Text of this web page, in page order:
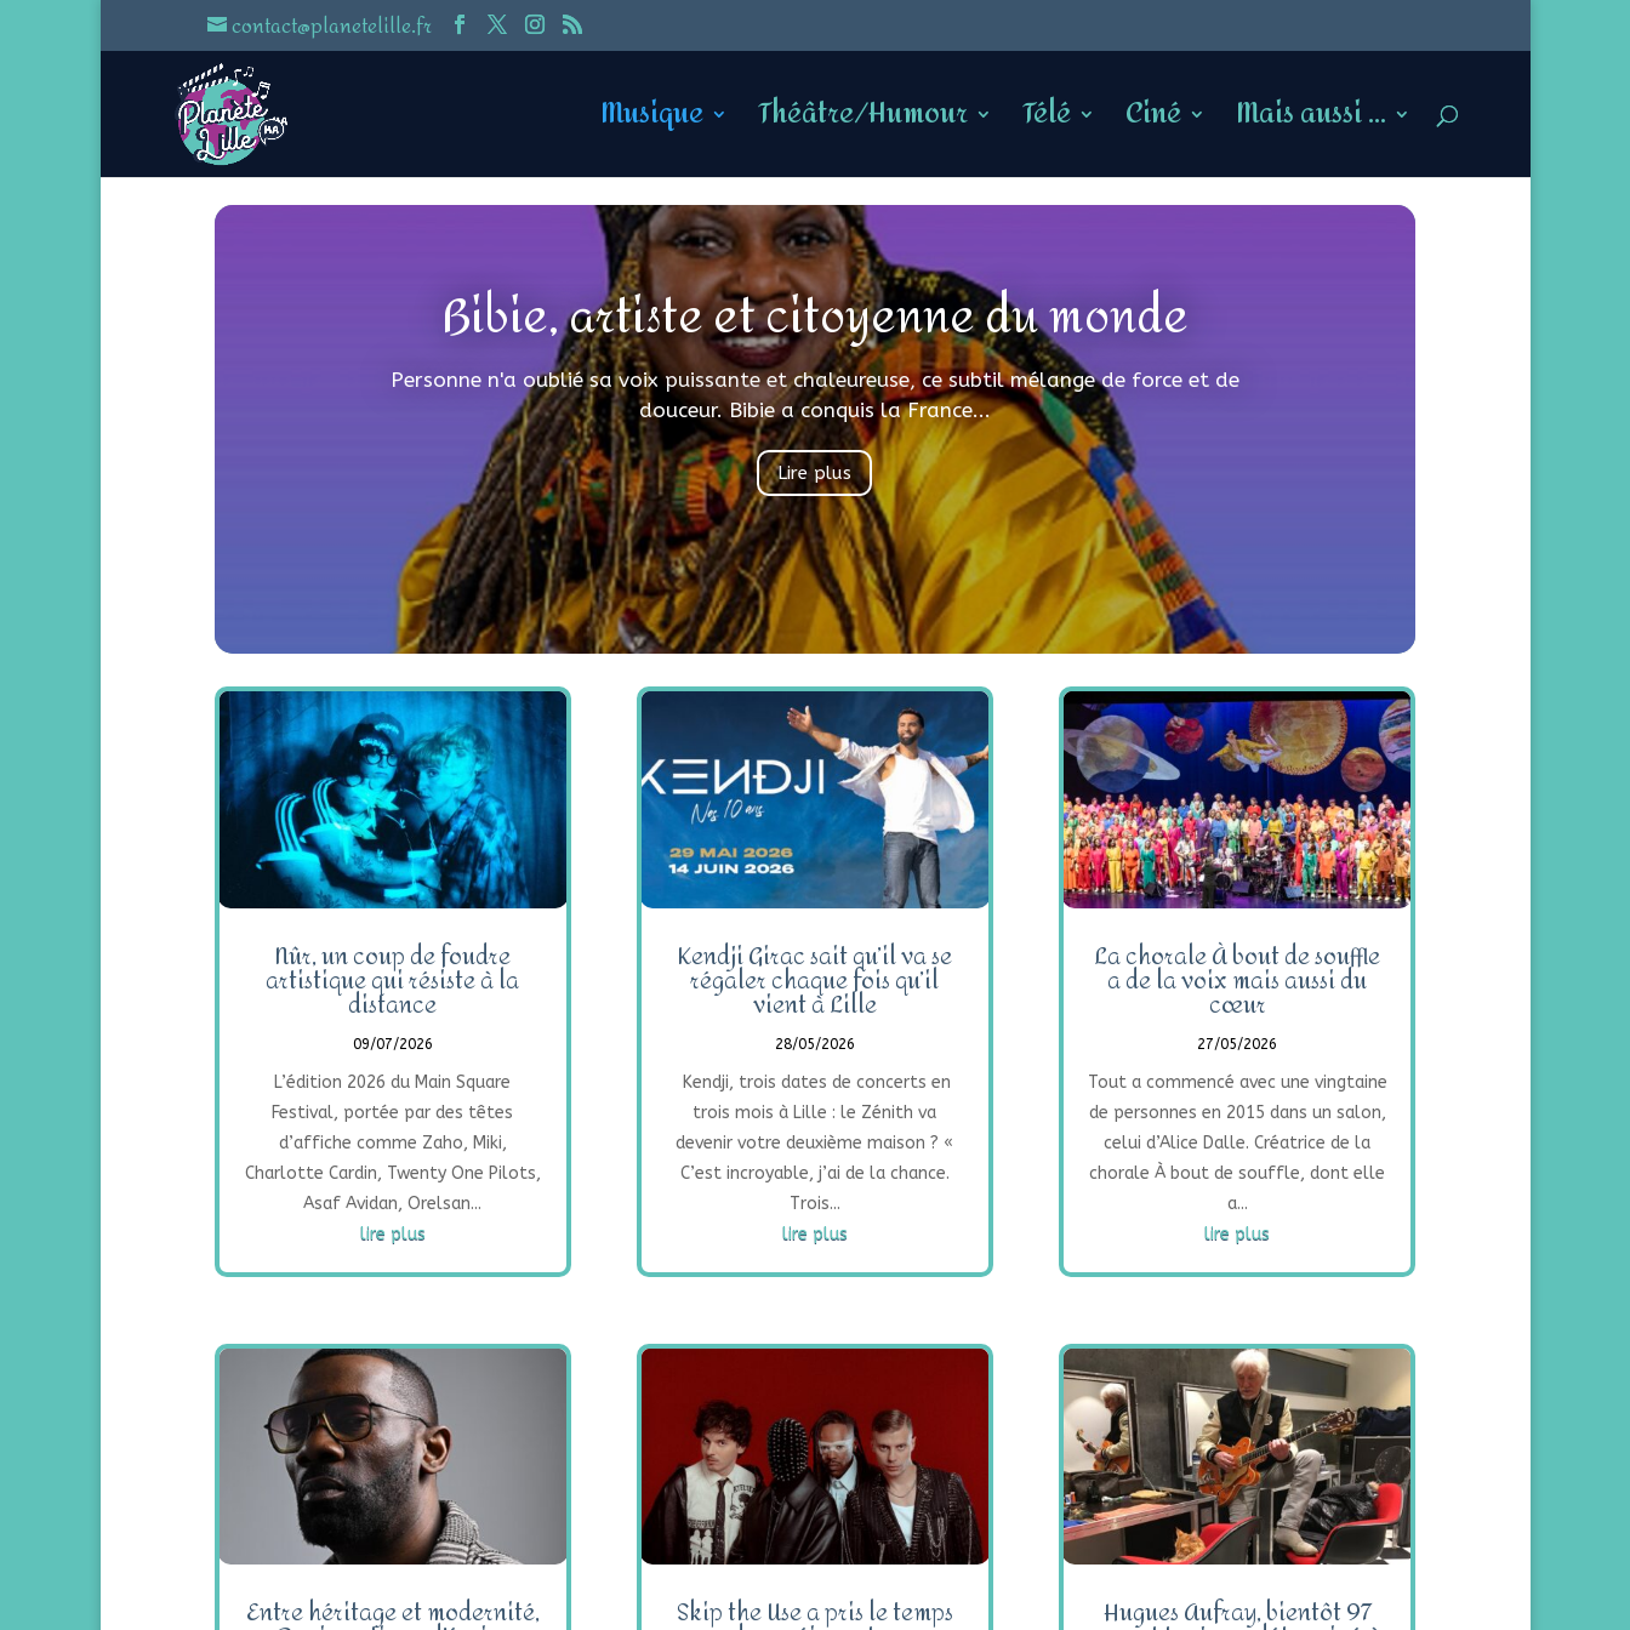
contact@planetelille.fr
Musique Théâtre/Humour Télé Ciné Mais aussi …
Bibie, artiste et citoyenne du monde
Personne n'a oublié sa voix puissante et chaleureuse, ce subtil mélange de force et de
douceur. Bibie a conquis la France...
Lire plus
Nûr, un coup de foudre
artistique qui résiste à la
distance
09/07/2026
L’édition 2026 du Main Square
Festival, portée par des têtes
d’affiche comme Zaho, Miki,
Charlotte Cardin, Twenty One Pilots,
Asaf Avidan, Orelsan...
lire plus
Entre héritage et modernité,
Kendji Girac sait qu’il va se
régaler chaque fois qu’il
vient à Lille
28/05/2026
Kendji, trois dates de concerts en
trois mois à Lille : le Zénith va
devenir votre deuxième maison ? «
C’est incroyable, j’ai de la chance.
Trois...
lire plus
Skip the Use a pris le temps
La chorale À bout de souffle
a de la voix mais aussi du
cœur
27/05/2026
Tout a commencé avec une vingtaine
de personnes en 2015 dans un salon,
celui d’Alice Dalle. Créatrice de la
chorale À bout de souffle, dont elle
a...
lire plus
Hugues Aufray, bientôt 97